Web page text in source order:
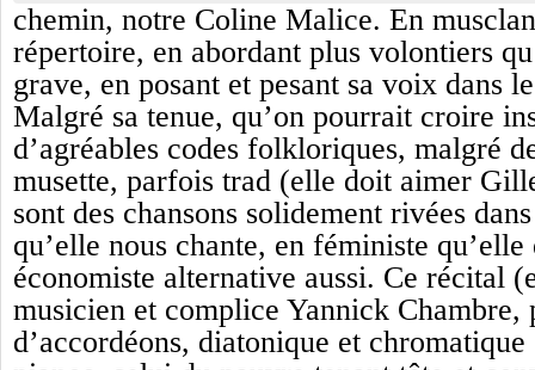
chemin, notre Coline Malice. En
répertoire, en abordant plus volontiers
grave, en posant et pesant sa voix dans
Malgré sa tenue, qu’on pourrait croire
d’agréables codes folkloriques, malgré
musette, parfois trad (elle doit aimer
sont des chansons solidement rivées
qu’elle nous chante, en féministe
économiste alternative aussi. Ce récital
musicien et complice Yannick Chambre,
d’accordéons, diatonique et